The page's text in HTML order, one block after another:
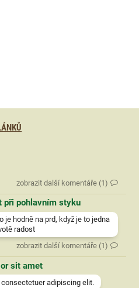
zobrazit další komentáře (1)
při pohlavním styku
je hodně na prd, když je to jedna
radost
zobrazit další komentáře (1)
sit amet
adipiscing elit.